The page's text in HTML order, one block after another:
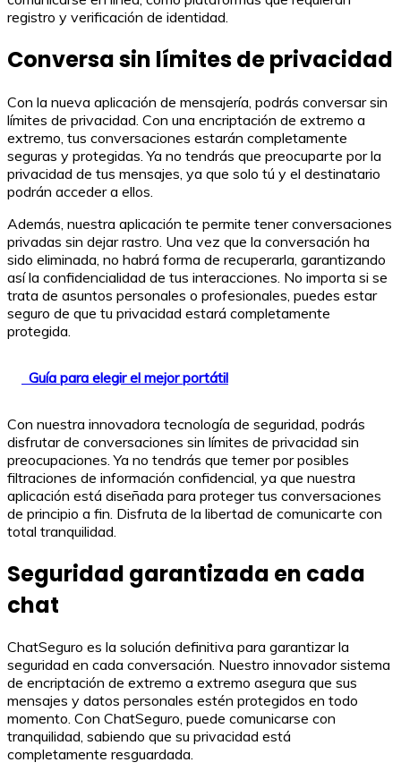
registro y verificación de identidad.
Conversa sin límites de privacidad
Con la nueva aplicación de mensajería, podrás conversar sin
límites de privacidad. Con una encriptación de extremo a
extremo, tus conversaciones estarán completamente
seguras y protegidas. Ya no tendrás que preocuparte por la
privacidad de tus mensajes, ya que solo tú y el destinatario
podrán acceder a ellos.
Además, nuestra aplicación te permite tener conversaciones
privadas sin dejar rastro. Una vez que la conversación ha
sido eliminada, no habrá forma de recuperarla, garantizando
así la confidencialidad de tus interacciones. No importa si se
trata de asuntos personales o profesionales, puedes estar
seguro de que tu privacidad estará completamente
protegida.
Guía para elegir el mejor portátil
Con nuestra innovadora tecnología de seguridad, podrás
disfrutar de conversaciones sin límites de privacidad sin
preocupaciones. Ya no tendrás que temer por posibles
filtraciones de información confidencial, ya que nuestra
aplicación está diseñada para proteger tus conversaciones
de principio a fin. Disfruta de la libertad de comunicarte con
total tranquilidad.
Seguridad garantizada en cada
chat
ChatSeguro es la solución definitiva para garantizar la
seguridad en cada conversación. Nuestro innovador sistema
de encriptación de extremo a extremo asegura que sus
mensajes y datos personales estén protegidos en todo
momento. Con ChatSeguro, puede comunicarse con
tranquilidad, sabiendo que su privacidad está
completamente resguardada.